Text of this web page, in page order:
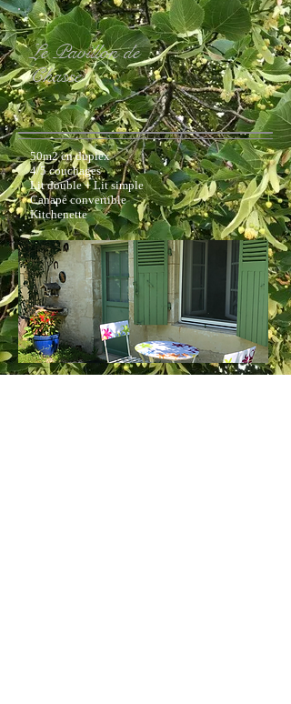
Le Pavillon de
Chasse
50m2 en duplex
4/5 couchages
Lit double + Lit simple
Canapé convertible
Kitchenette
Plus d'info